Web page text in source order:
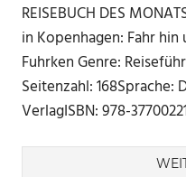
REISEBUCH DES
in Kopenhagen: Fahr
Fuhrken Genre:
Seitenzahl: 168Sprache:
VerlagISBN: ‎978-